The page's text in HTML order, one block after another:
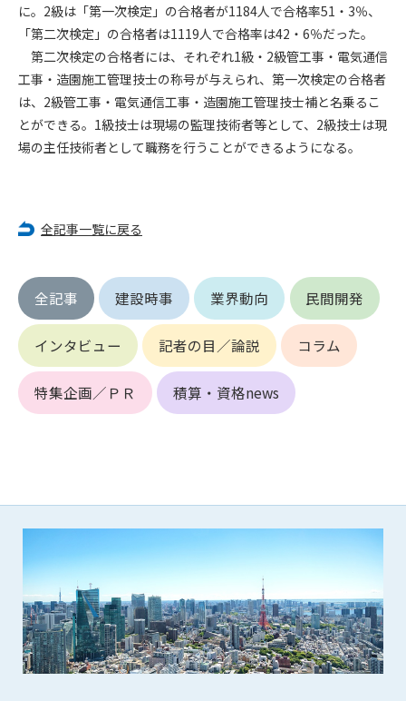
に。2級は「第一次検定」の合格者が1184人で合格率51・3％、
「第二次検定」の合格者は1119人で合格率は42・6％だった。
第二次検定の合格者には、それぞれ1級・2級管工事・電気通信
工事・造園施工管理技士の称号が与えられ、第一次検定の合格者
は、2級管工事・電気通信工事・造園施工管理技士補と名乗るこ
とができる。1級技士は現場の監理技術者等として、2級技士は現
場の主任技術者として職務を行うことができるようになる。
全記事一覧に戻る
全記事 建設時事 業界動向 民間開発
インタビュー 記者の目／論説 コラム
特集企画／ＰＲ 積算・資格news
第4条（会員の定義と登録）
1. 管理者は前条により審査の結果、会員申込みをした者が以下
の何れかの項目に該当することがわかった場合、その者の会
員としての権限を承認しないことがあります。
(1) 会員申し込みをした者が実在しなかった場合
(2) 本規約に違反した場合/li>
(3) 会員申し込みの際、申告事項に虚偽があった場合
(4) 会員申込者が管理者所定の手続き通りに会員申込手続き処
2. 管理者は承認後であっても承認した会員が前項の何れかに該
当することが判明した場合、会員資格を取り消すことがあり
第5条（IDおよびパスワードの管理）
1. 会員は申込の際に管理者が発行したIDおよびパスワードの使
用および管理について責任を負うものとします。
2. 会員は、自己のIDおよびパスワードを、貸与、譲渡、売買、
その他形態を問わず、第三者に利用させることはできませ
ん。
第6条（会員の禁止事項）
1. 会員は建設資料館WEB上で以下の行為をしないものとしま
(1) 第三者または管理者の著作権、その他知的所有権を侵害す
る行為
(2) 第三者または管理者の財産、プライバシー等を侵害する行
為
(3) 第三者または管理者を誹謗中傷する行為
(4) 有害なコンピュータプログラム等を送信又は書き込む行為